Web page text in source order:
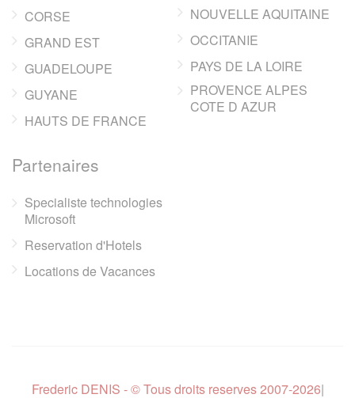
CORSE
GRAND EST
GUADELOUPE
GUYANE
HAUTS DE FRANCE
NOUVELLE AQUITAINE
OCCITANIE
PAYS DE LA LOIRE
PROVENCE ALPES
COTE D AZUR
Partenaires
Specialiste technologies
Microsoft
Reservation d'Hotels
Locations de Vacances
Frederic DENIS - © Tous droits reserves 2007-2026|